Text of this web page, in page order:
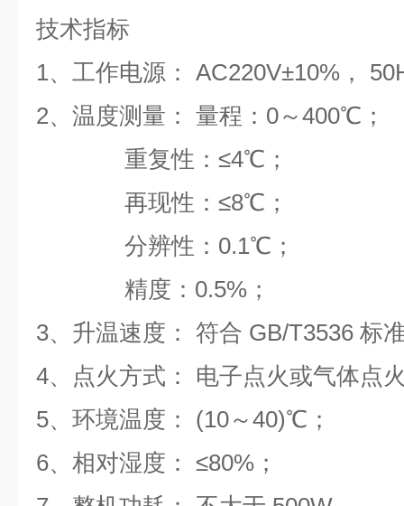
技术指标
1、工作电源： AC220V±10% ，
2、温度测量： 量程：0～400℃；
重复性：≤4℃；
再现性：≤8℃；
分辨性：0.1℃；
精度：0.5% ；
3、升温速度： 符合 GB/T3536 标
4、点火方式：
电子点火或气体点
5、环境温度： (10～40)℃；
6、相对湿度： ≤80% ；